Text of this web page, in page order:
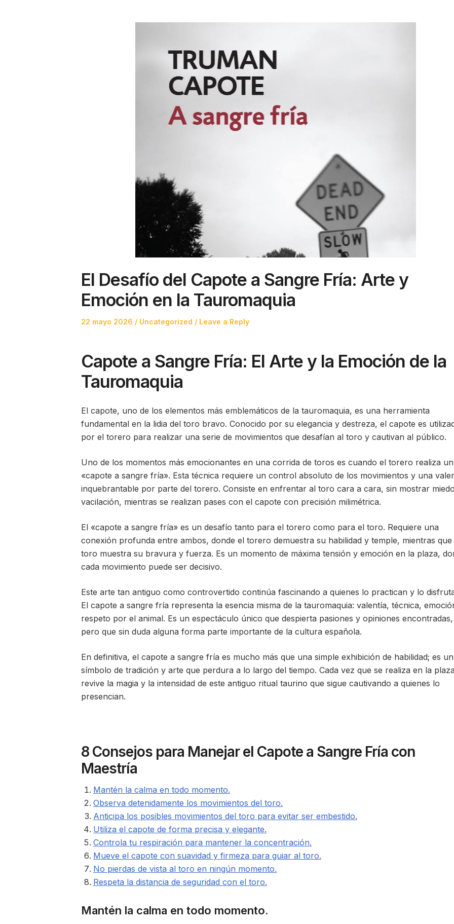
El Desafío del Capote a Sangre Fría: Arte y
Emoción en la Tauromaquia
Posted
22 mayo 2026
Posted
Uncategorized Leave a Reply
Capote a Sangre Fría: El Arte y la Emoción de la
Tauromaquia
El capote, uno de los elementos más emblemáticos de la tauromaquia, es una herramienta
fundamental en la lidia del toro bravo. Conocido por su elegancia y destreza, el capote es
por el torero para realizar una serie de movimientos que desafían al toro y cautivan al público.
Uno de los momentos más emocionantes en una corrida de toros es cuando el torero realiza un
«capote a sangre fría». Esta técnica requiere un control absoluto de los movimientos y una
inquebrantable por parte del torero. Consiste en enfrentar al toro cara a cara, sin mostrar
vacilación, mientras se realizan pases con el capote con precisión milimétrica.
El «capote a sangre fría» es un desafío tanto para el torero como para el toro. Requiere una
conexión profunda entre ambos, donde el torero demuestra su habilidad y temple, mientras que
toro muestra su bravura y fuerza. Es un momento de máxima tensión y emoción en la plaza,
cada movimiento puede ser decisivo.
Este arte tan antiguo como controvertido continúa fascinando a quienes lo practican y lo
El capote a sangre fría representa la esencia misma de la tauromaquia: valentía, técnica,
respeto por el animal. Es un espectáculo único que despierta pasiones y opiniones encontradas,
pero que sin duda alguna forma parte importante de la cultura española.
En definitiva, el capote a sangre fría es mucho más que una simple exhibición de habilidad; es un
símbolo de tradición y arte que perdura a lo largo del tiempo. Cada vez que se realiza en la
revive la magia y la intensidad de este antiguo ritual taurino que sigue cautivando a quienes lo
presencian.
8 Consejos para Manejar el Capote a Sangre Fría con
Maestría
Mantén la calma en todo momento.
Observa detenidamente los movimientos del toro.
Anticipa los posibles movimientos del toro para evitar ser embestido.
Utiliza el capote de forma precisa y elegante.
Controla tu respiración para mantener la concentración.
Mueve el capote con suavidad y firmeza para guiar al toro.
No pierdas de vista al toro en ningún momento.
Respeta la distancia de seguridad con el toro.
Mantén la calma en todo momento.